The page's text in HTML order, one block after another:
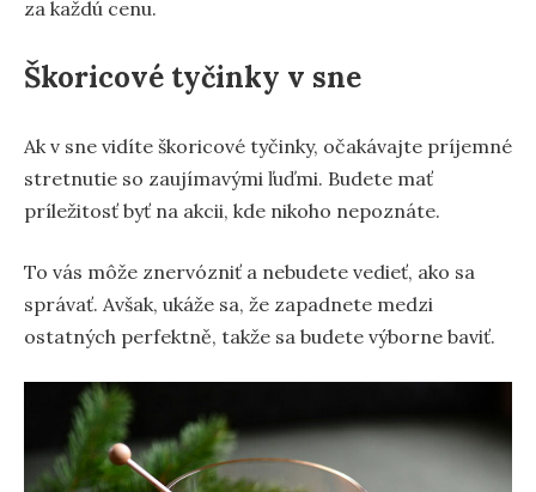
za každú cenu.
Škoricové tyčinky v sne
Ak v sne vidíte škoricové tyčinky, očakávajte príjemné
stretnutie so zaujímavými ľuďmi. Budete mať
príležitosť byť na akcii, kde nikoho nepoznáte.
To vás môže znervózniť a nebudete vedieť, ako sa
správať. Avšak, ukáže sa, že zapadnete medzi
ostatných perfektně, takže sa budete výborne baviť.